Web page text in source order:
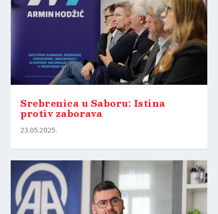
Srebrenica u Saboru: Istina
protiv zaborava
23.05.2025.